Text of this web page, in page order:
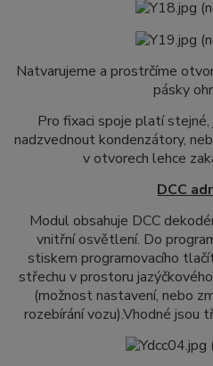
Natvarujeme a prostrčíme
pásky
Pro fixaci spoje platí stejné,
nadzvednout kondenzátory,
v otvorech lehce
DCC
Modul obsahuje DCC
vnitřní osvětlení. Do
stiskem programovacího
střechu v prostoru
(možnost nastavení, nebo
rozebírání vozu).Vhodné jsou